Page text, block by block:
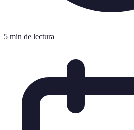
5 min de lectura